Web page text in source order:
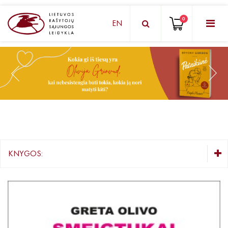
KNYGŲ DĖŽUTĖ - STAIGMENA
Grožinė literatūra
KNYGOS PIGIAU
EN 0
KNYGOS:
Knygos vaikams ir paaugliams
Negrožinė literatūra